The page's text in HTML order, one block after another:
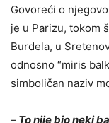
Govoreći o
je u Parizu, tokom
Burdela, u
odnosno “miris
simboličan naziv
– To nije bio neki